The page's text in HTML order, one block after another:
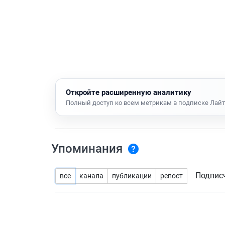
Откройте расширенную аналитику
Полный доступ ко всем метрикам в подписке Лайт
Упоминания
все канала публикации репост